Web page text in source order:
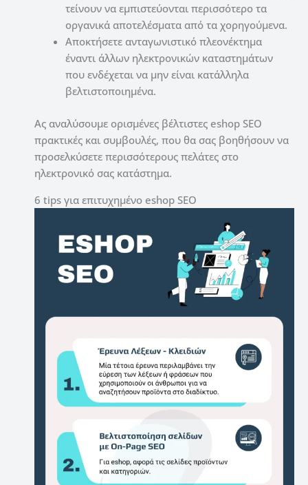
τείνουν να εμπιστεύονται περισσότερο τα
οργανικά αποτελέσματα από τα χορηγούμενα.
Αποκτήσετε ανταγωνιστικό πλεονέκτημα
έναντι άλλων ηλεκτρονικών καταστημάτων
που ενδέχεται να μην είναι κατάλληλα
βελτιστοποιημένα.
Ας αναλύσουμε ορισμένες βέλτιστες eshop SEO
πρακτικές και συμβουλές, που θα σας βοηθήσουν να
προσελκύσετε περισσότερους πελάτες στο
ηλεκτρονικό σας κατάστημα.
6 tips για επιτυχημένο eshop SEO